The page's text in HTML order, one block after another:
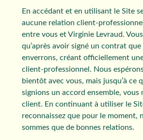
En accédant et en utilisant le Site
aucune relation client-professionnel
entre vous et Virginie Levraud.
qu’après avoir signé un contrat
enverrons, créant officiellement
client-professionnel. Nous
bientôt avec vous, mais jusqu’à ce
signions un accord ensemble, vous
client. En continuant à utiliser le
reconnaissez que pour le moment,
sommes que de bonnes relations.